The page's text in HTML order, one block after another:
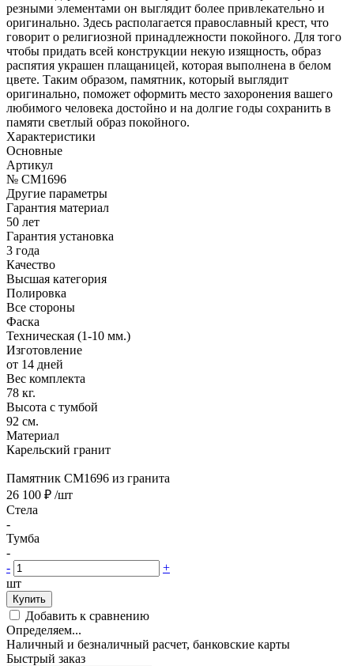
резными элементами он выглядит более привлекательно и
оригинально. Здесь располагается православный крест, что
говорит о религиозной принадлежности покойного. Для того
чтобы придать всей конструкции некую изящность, образ
распятия украшен плащаницей, которая выполнена в белом
цвете. Таким образом, памятник, который выглядит
оригинально, поможет оформить место захоронения вашего
любимого человека достойно и на долгие годы сохранить в
памяти светлый образ покойного.
Характеристики
Основные
Артикул
№ CM1696
Другие параметры
Гарантия материал
50 лет
Гарантия установка
3 года
Качество
Высшая категория
Полировка
Все стороны
Фаска
Техническая (1-10 мм.)
Изготовление
от 14 дней
Вес комплекта
78 кг.
Высота с тумбой
92 см.
Материал
Карельский гранит
Памятник CM1696 из гранита
26 100 ₽ /шт
Стела
-
Тумба
-
-
+
шт
Купить
Добавить к сравнению
Определяем...
Наличный и безналичный расчет, банковские карты
Быстрый заказ